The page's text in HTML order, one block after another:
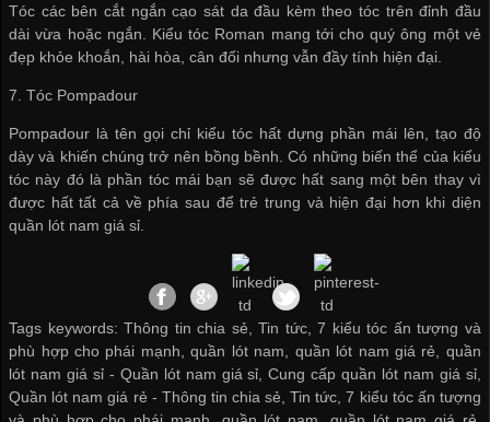
Tóc các bên cắt ngắn cạo sát da đầu kèm theo tóc trên đỉnh đầu
dài vừa hoặc ngắn. Kiểu tóc Roman mang tới cho quý ông một vẻ
đẹp khỏe khoắn, hài hòa, cân đối nhưng vẫn đầy tính hiện đại.
7. Tóc Pompadour
Pompadour là tên gọi chỉ kiểu tóc hất dựng phần mái lên, tạo độ
dày và khiến chúng trở nên bồng bềnh. Có những biến thể của kiểu
tóc này đó là phần tóc mái bạn sẽ được hất sang một bên thay vì
được hất tất cả về phía sau để trẻ trung và hiện đại hơn khi diện
quần lót nam giá sỉ.
Tags keywords: Thông tin chia sẻ, Tin tức, 7 kiểu tóc ấn tượng và
phù hợp cho phái mạnh, quần lót nam, quần lót nam giá rẻ, quần
lót nam giá sỉ - Quần lót nam giá sỉ ,Cung cấp quần lót nam giá sỉ,
Quần lót nam giá rẻ - Thông tin chia sẻ ,Tin tức ,7 kiểu tóc ấn tượng